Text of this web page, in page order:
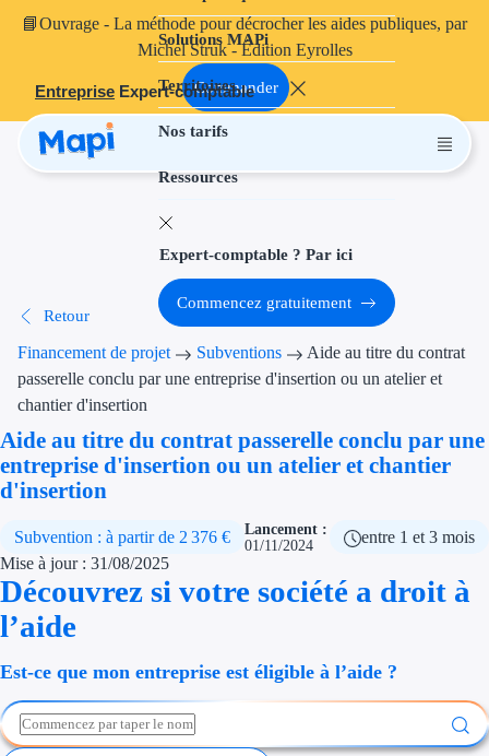
📘Ouvrage - La méthode pour décrocher les aides publiques, par
Michel Struk - Édition Eyrolles
Commander
Entreprise Expert-comptable
Solutions MAPi
Territoires
Nos tarifs
Ressources
Projets finançables
Aides à
Aides
Thématiques
Financement
Transition
Transition
Cession
Entreprise en
Expert-comptable ? Par ici
Commencez gratuitement
Retour
Financement de projet Subventions
Aide au titre du contrat
passerelle conclu par une entreprise d'insertion ou un atelier et
chantier d'insertion
Aide au titre du contrat passerelle conclu par une
entreprise d'insertion ou un atelier et chantier
d'insertion
Subvention : à partir de 2 376 €
Lancement :
01/11/2024
entre 1 et 3 mois
Mise à jour : 31/08/2025
Découvrez si votre société a droit à
l’aide
Est-ce que mon entreprise est éligible à l’aide ?